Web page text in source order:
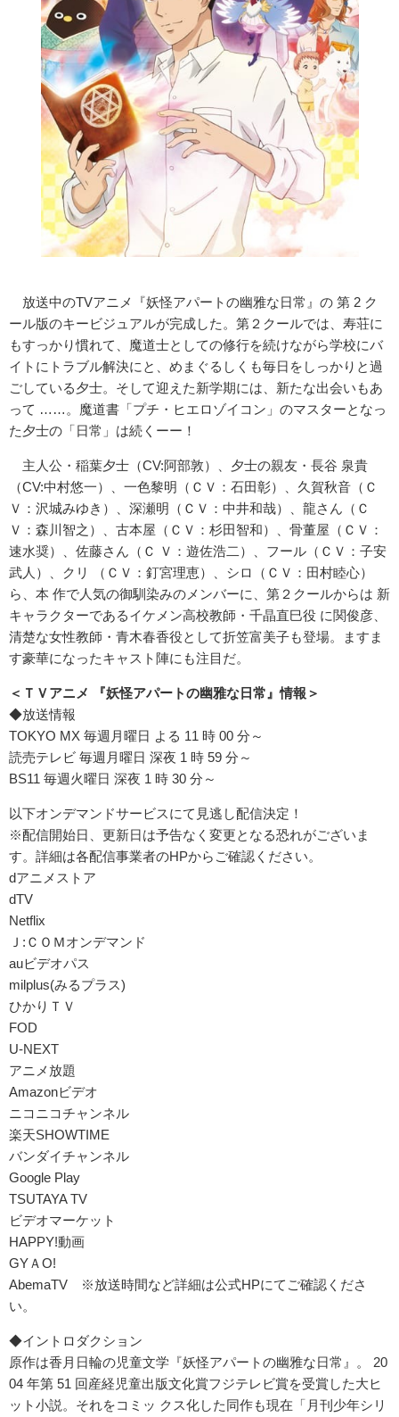
放送中のTVアニメ『妖怪アパートの幽雅な日常』の 第 2 ク
ール版のキービジュアルが完成した。第２クールでは、寿荘に
もすっかり慣れて、魔道士としての修行を続けながら学校にバ
イトにトラブル解決にと、めまぐるしくも毎日をしっかりと過
ごしている夕士。そして迎えた新学期には、新たな出会いもあ
って ……。魔道書「プチ・ヒエロゾイコン」のマスターとなっ
た夕士の「日常」は続くーー！
主人公・稲葉夕士（CV:阿部敦）、夕士の親友・長谷 泉貴
（CV:中村悠一）、一色黎明（ＣＶ：石田彰）、久賀秋音（Ｃ
Ｖ：沢城みゆき）、深瀬明（ＣＶ：中井和哉）、龍さん（Ｃ
Ｖ：森川智之）、古本屋（ＣＶ：杉田智和）、骨董屋（ＣＶ：
速水奨）、佐藤さん（Ｃ Ｖ：遊佐浩二）、フール（ＣＶ：子安
武人）、クリ （ＣＶ：釘宮理恵）、シロ（ＣＶ：田村睦心）
ら、本 作で人気の御馴染みのメンバーに、第２クールからは 新
キャラクターであるイケメン高校教師・千晶直巳役 に関俊彦、
清楚な女性教師・青木春香役として折笠富美子も登場。ますま
す豪華になったキャスト陣にも注目だ。
＜ＴＶアニメ 『妖怪アパートの幽雅な日常』情報＞
◆放送情報
TOKYO MX 毎週月曜日 よる 11 時 00 分～
読売テレビ 毎週月曜日 深夜 1 時 59 分～
BS11 毎週火曜日 深夜 1 時 30 分～
以下オンデマンドサービスにて見逃し配信決定！
※配信開始日、更新日は予告なく変更となる恐れがございま
す。詳細は各配信事業者のHPからご確認ください。
dアニメストア
dTV
Netflix
Ｊ:ＣＯＭオンデマンド
auビデオパス
milplus(みるプラス)
ひかりＴＶ
FOD
U-NEXT
アニメ放題
Amazonビデオ
ニコニコチャンネル
楽天SHOWTIME
バンダイチャンネル
Google Play
TSUTAYA TV
ビデオマーケット
HAPPY!動画
GYＡO!
AbemaTV ※放送時間など詳細は公式HPにてご確認くださ
い。
◆イントロダクション
原作は香月日輪の児童文学『妖怪アパートの幽雅な日常』。 20
04 年第 51 回産経児童出版文化賞フジテレビ賞を受賞した大ヒ
ット小説。それをコミッ クス化した同作も現在「月刊少年シリ